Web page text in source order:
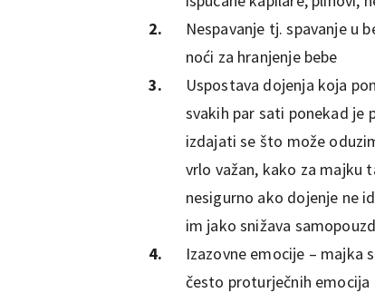
Nespavanje tj. spavanje u
noći za hranjenje bebe
Uspostava dojenja koja
svakih par sati ponekad
izdajati se što može
vrlo važan, kako za majku
nesigurno ako dojenje ne
im jako snižava
Izazovne emocije – majka
često proturječnih